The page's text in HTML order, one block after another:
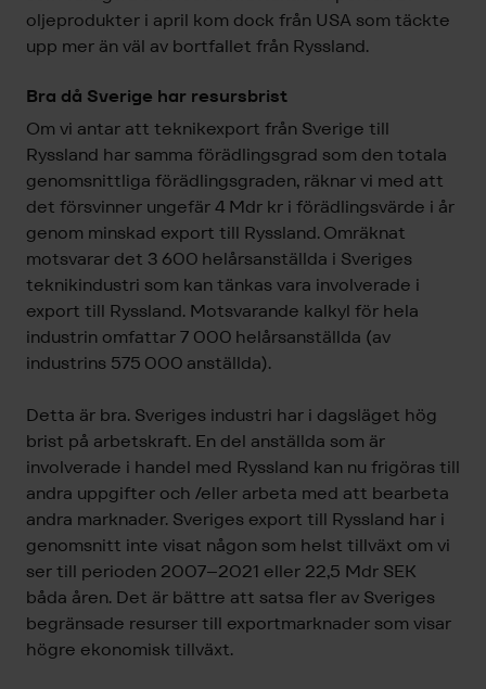
oljeprodukter i april kom dock från USA som täckte
upp mer än väl av bortfallet från Ryssland.
Bra då Sverige har resursbrist
Om vi antar att teknikexport från Sverige till
Ryssland har samma förädlingsgrad som den totala
genomsnittliga förädlingsgraden, räknar vi med att
det försvinner ungefär 4 Mdr kr i förädlingsvärde i år
genom minskad export till Ryssland. Omräknat
motsvarar det 3 600 helårsanställda i Sveriges
teknikindustri som kan tänkas vara involverade i
export till Ryssland. Motsvarande kalkyl för hela
industrin omfattar 7 000 helårsanställda (av
industrins 575 000 anställda).
Detta är bra. Sveriges industri har i dagsläget hög
brist på arbetskraft. En del anställda som är
involverade i handel med Ryssland kan nu frigöras till
andra uppgifter och /eller arbeta med att bearbeta
andra marknader. Sveriges export till Ryssland har i
genomsnitt inte visat någon som helst tillväxt om vi
ser till perioden 2007–2021 eller 22,5 Mdr SEK
båda åren. Det är bättre att satsa fler av Sveriges
begränsade resurser till exportmarknader som visar
högre ekonomisk tillväxt.